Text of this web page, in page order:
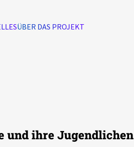
ÜBER DAS PROJEKT
und ihre Jugendlichen